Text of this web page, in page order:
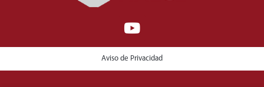
Aviso de Privacidad